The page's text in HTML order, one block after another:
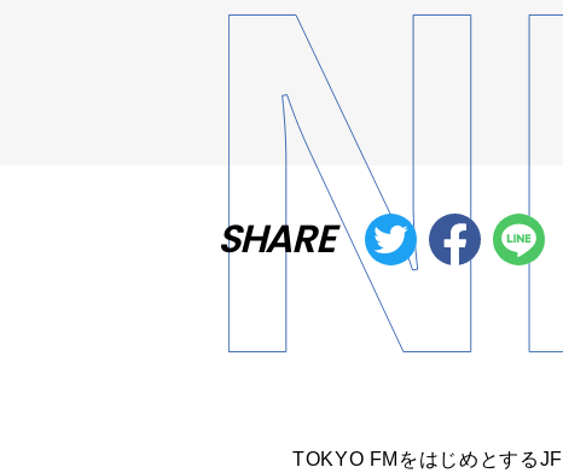
SHARE
TOKYO FMをはじめとする